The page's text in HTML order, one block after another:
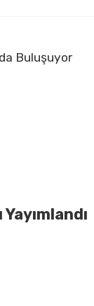
Buluşuyor